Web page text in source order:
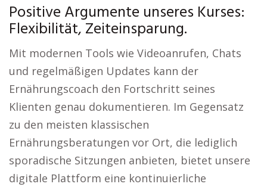
Positive Argumente unseres Kurses:
Flexibilität, Zeiteinsparung.
Mit modernen Tools wie Videoanrufen, Chats
und regelmäßigen Updates kann der
Ernährungscoach den Fortschritt seines
Klienten genau dokumentieren. Im Gegensatz
zu den meisten klassischen
Ernährungsberatungen vor Ort, die lediglich
sporadische Sitzungen anbieten, bietet unsere
digitale Plattform eine kontinuierliche